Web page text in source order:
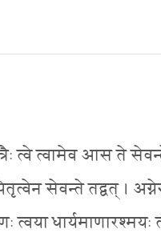
त्वे त्वामेव आस ते
सेवन्ते तद्वत् ।
त्वया